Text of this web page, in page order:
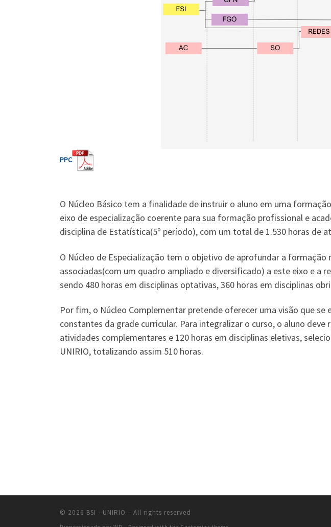
PPC
O Núcleo Básico tem a finalidade de instruir o aluno em uma
eixo de especialização coerente para sua formação profissional e
disciplina de Estatística(5º período), com um total de 1.530 horas de
O Núcleo de Especialização tem o objetivo de aprofundar a
associadas(com um quadro ampliado e diversificado) a este eixo e a
sendo 480 horas em disciplinas optativas, 360 horas em disciplinas
Por fim, o Núcleo Complementar pretende oferecer uma visão que
constantes da grade curricular. Para integralizar o curso, o aluno
atividades complementares e 120 horas em disciplinas eletivas,
UNIRIO, totalizando assim 510 horas.
© 2026 BSI - UNIRIO – All rights reserved